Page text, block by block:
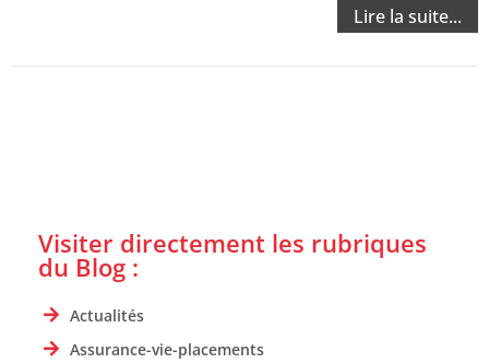
Lire la suite...
Visiter directement les rubriques
du Blog :
Actualités
Assurance-vie-placements